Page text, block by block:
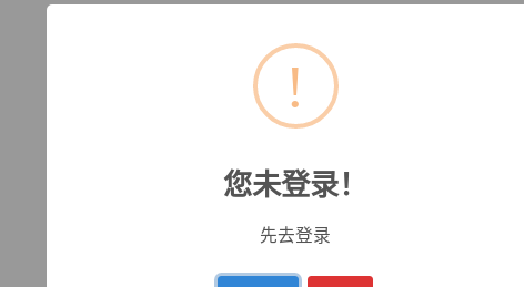
!
您未登录！
先去登录